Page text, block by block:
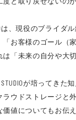
は、現役のブライ
「お客様のゴール（
は「未来の自分や大
が培ってき
ラウドストレージと
値についてもお伝